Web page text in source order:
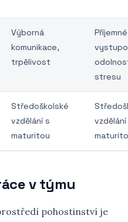
Výborná
komunikace,
trpělivost
Příjemné
stresu
Středoškolské
vzdělání s
maturitou
v týmu
pohostinství je